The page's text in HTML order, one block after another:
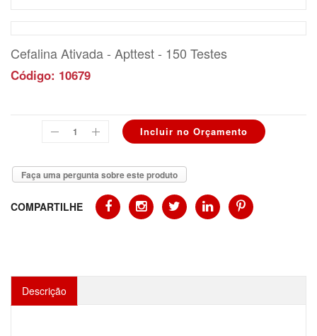
Cefalina Ativada - Apttest - 150 Testes
Código: 10679
Faça uma pergunta sobre este produto
COMPARTILHE
Descrição